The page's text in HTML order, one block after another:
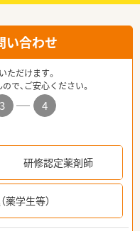
い合わせ
ただけます。
で、ご安心ください。
3
4
研修認定薬剤師
学生等）